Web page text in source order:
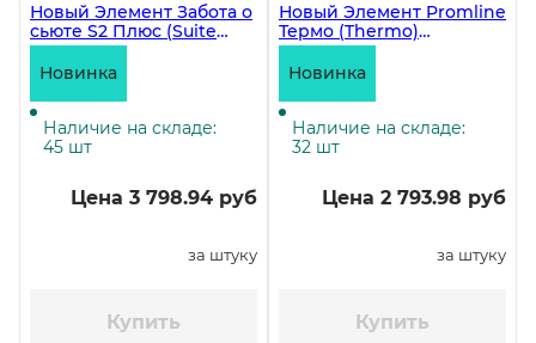
Новый Элемент Забота о
сьюте S2 Плюс (Suite
care S2 Plus)
Универсальное моющее
литров ЧЗ
Новинка
Наличие на складе:
45 шт
Цена 3 798.94 руб
за штуку
Купить
Новый Элемент Promline
Термо (Thermo)
Средство для очистки
термокамер, 10 литров,
Новинка
Наличие на складе:
32 шт
Цена 2 793.98 руб
за штуку
Купить